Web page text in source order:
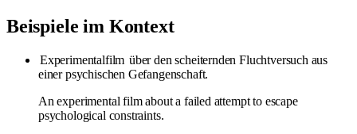
Beispiele im Kontext
Experimentalfilm über den scheiternden Fluchtversuch aus
einer psychischen Gefangenschaft.
An experimental film about a failed attempt to escape
psychological constraints.